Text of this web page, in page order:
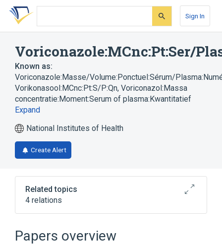
Skip
search
Skip
Skip
account
Sign In
Voriconazole:MCnc:Pt:Ser/
Known as:
Voriconazole:Masse/Volume:Ponctuel:Sérum/
Vorikonasool:MCnc:Pt:S/P:Qn, Voriconazol:Massa
concentratie:Moment:Serum of plasma:Kwantitatief
Expand
National Institutes of Health
Create Alert
Related topics
4 relations
Plas
Serum
Unit of Mass Concentration
voriconazole
Papers overview